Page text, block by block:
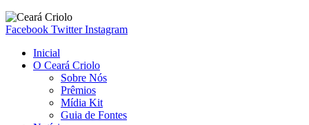
Facebook Twitter Instagram
Inicial
O Ceará Criolo
Sobre Nós
Prêmios
Mídia Kit
Guia de Fontes